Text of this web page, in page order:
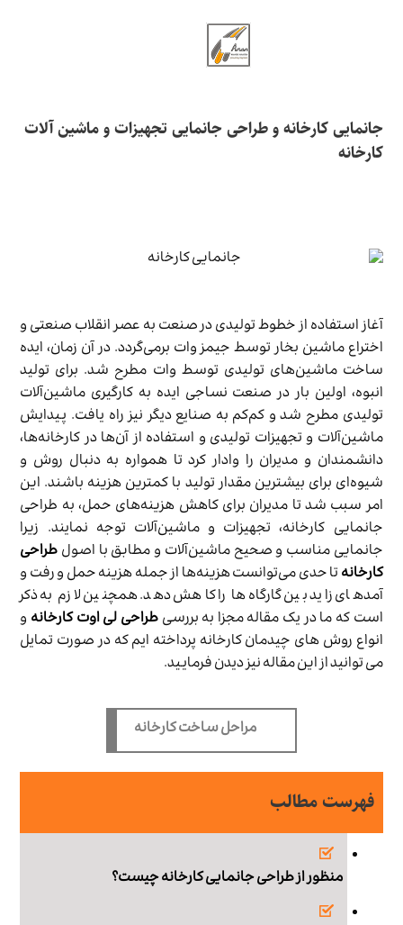
جانمایی کارخانه و طراحی جانمایی تجهیزات و ماشین آلات
کارخانه
آغاز استفاده از خطوط تولیدی در صنعت به عصر انقلاب صنعتی و
اختراع ماشین بخار توسط جیمز وات برمی‌گردد. در آن زمان، ایده
ساخت ماشین‌های تولیدی توسط وات مطرح شد. برای تولید
انبوه، اولین بار در صنعت نساجی ایده به کارگیری ماشین‌آلات
تولیدی مطرح شد و کم‌کم به صنایع دیگر نیز راه یافت. پیدایش
ماشین‌آلات و تجهیزات تولیدی و استفاده از آن‌ها در کارخانه‌ها،
دانشمندان و مدیران را وادار کرد تا همواره به دنبال روش و
شیوه‌ای برای بیشترین مقدار تولید با کمترین هزینه باشند. این
امر سبب شد تا مدیران برای کاهش هزینه‌های حمل، به طراحی
جانمایی کارخانه، تجهیزات و ماشین‌آلات توجه نمایند. زیرا
جانمایی مناسب و صحیح ماشین‌آلات و مطابق با اصول طراحی
کارخانه تا حدی می‌توانست هزینه‌ها از جمله هزینه حمل و رفت و
آمدهای زاید بین گارگاه‌ها را کاهش دهد. همچنین لازم به ذکر
است که ما در یک مقاله مجزا به بررسیطراحی لی اوت کارخانه و
انواع روش های چیدمان کارخانه پرداخته ایم که در صورت تمایل
می توانید از این مقاله نیز دیدن فرمایید.
مراحل ساخت کارخانه
فهرست مطالب
منظور از طراحی جانمایی کارخانه چیست؟